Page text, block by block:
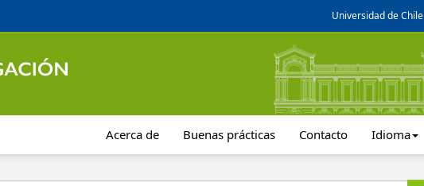
Universidad de Chile
Acerca de Buenas prácticas Contacto Idioma